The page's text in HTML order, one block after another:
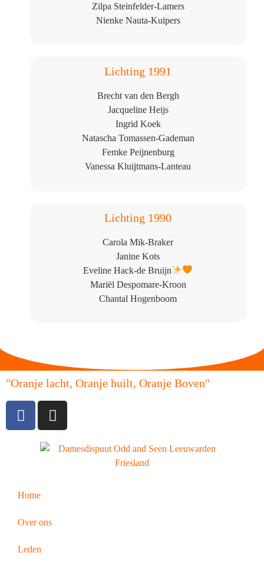
Zilpa Steinfelder-Lamers
Nienke Nauta-Kuipers
Lichting 1991
Brecht van den Bergh
Jacqueline Heijs
Ingrid Koek
Natascha Tomassen-Gademan
Femke Peijnenburg
Vanessa Kluijtmans-Lanteau
Lichting 1990
Carola Mik-Braker
Janine Kots
Eveline Hack-de Bruijn
Mariël Despomare-Kroon
Chantal Hogenboom
"Oranje lacht, Oranje huilt, Oranje Boven"
Home
Over ons
Leden